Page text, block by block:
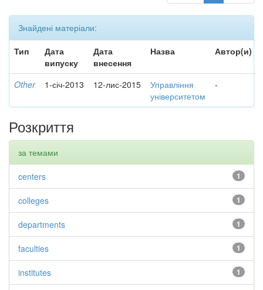
Знайдені матеріали:
Тип
Дата
випуску
Дата
внесення
Назва Автор(и)
Other 1-січ-2013 12-лис-2015
Управління
університетом
-
Розкриття
за темами
1
centers
1
colleges
1
departments
1
faculties
1
institutes